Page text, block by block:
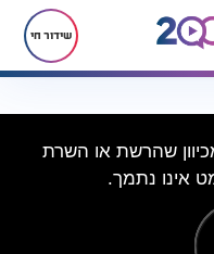
שידור חי
שהרשת או השרת
אינו נתמך.